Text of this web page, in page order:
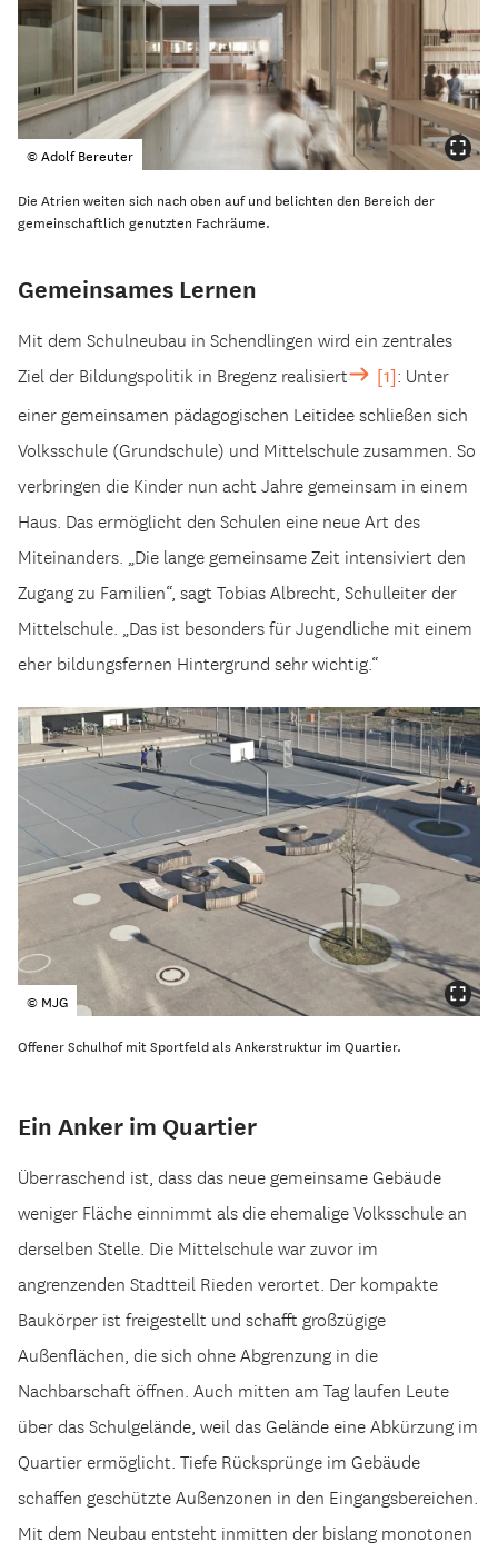
© Adolf Bereuter
Die Atrien weiten sich nach oben auf und belichten den Bereich der
gemeinschaftlich genutzten Fachräume.
Gemeinsames Lernen
Mit dem Schulneubau in Schendlingen wird ein zentrales
Ziel der Bildungspolitik in Bregenz realisiert
[1]: Unter
einer gemeinsamen pädagogischen Leitidee schließen sich
Volksschule (Grundschule) und Mittelschule zusammen. So
verbringen die Kinder nun acht Jahre gemeinsam in einem
Haus. Das ermöglicht den Schulen eine neue Art des
Miteinanders. „Die lange gemeinsame Zeit intensiviert den
Zugang zu Familien“, sagt Tobias Albrecht, Schulleiter der
Mittelschule. „Das ist besonders für Jugendliche mit einem
eher bildungsfernen Hintergrund sehr wichtig.“
© MJG
Offener Schulhof mit Sportfeld als Ankerstruktur im Quartier.
Ein Anker im Quartier
Überraschend ist, dass das neue gemeinsame Gebäude
weniger Fläche einnimmt als die ehemalige Volksschule an
derselben Stelle. Die Mittelschule war zuvor im
angrenzenden Stadtteil Rieden verortet. Der kompakte
Baukörper ist freigestellt und schafft großzügige
Außenflächen, die sich ohne Abgrenzung in die
Nachbarschaft öffnen. Auch mitten am Tag laufen Leute
über das Schulgelände, weil das Gelände eine Abkürzung im
Quartier ermöglicht. Tiefe Rücksprünge im Gebäude
schaffen geschützte Außenzonen in den Eingangsbereichen.
Mit dem Neubau entsteht inmitten der bislang monotonen